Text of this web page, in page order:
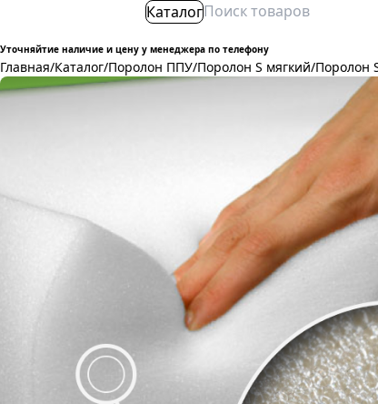
Каталог
Уточняйтие наличие и цену у менеджера по телефону
Главная/Каталог/Поролон ППУ/Поролон S мягкий/Поролон